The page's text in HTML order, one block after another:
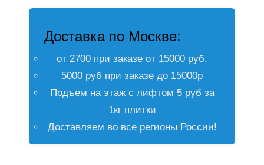
Доставка по Москве:
от 2700 при заказе от 15000 руб.
5000 руб при заказе до 15000р
Подъем на этаж с лифтом 5 руб за
1кг плитки
Доставляем во все регионы России!